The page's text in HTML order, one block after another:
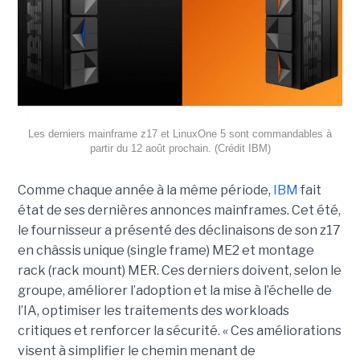
Les derniers mainframe z17 et LinuxOne 5 sont commandables à
partir du 12 août prochain. (Crédit IBM)
Comme chaque année à la même période, IBM fait
état de ses dernières annonces mainframes. Cet été,
le fournisseur a présenté des déclinaisons de son z17
en châssis unique (single frame) ME2 et montage
rack (rack mount) MER. Ces derniers doivent, selon le
groupe, améliorer l’adoption et la mise à l’échelle de
l’IA, optimiser les traitements des workloads
critiques et renforcer la sécurité. « Ces améliorations
visent à simplifier le chemin menant de